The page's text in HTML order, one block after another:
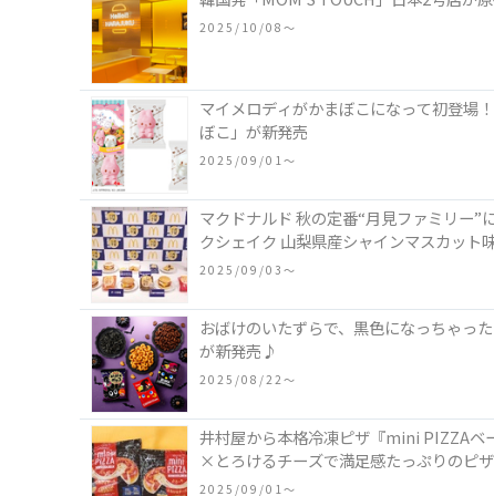
2025/10/08〜
マイメロディがかまぼこになって初登場
ぼこ」が新発売
2025/09/01〜
マクドナルド 秋の定番“月見ファミリー”
クシェイク 山梨県産シャインマスカット
2025/09/03〜
おばけのいたずらで、黒色になっちゃっ
が新発売♪
2025/08/22〜
井村屋から本格冷凍ピザ『mini PIZZAベ
×とろけるチーズで満足感たっぷりのピ
2025/09/01〜